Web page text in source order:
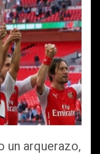
un arquerazo,